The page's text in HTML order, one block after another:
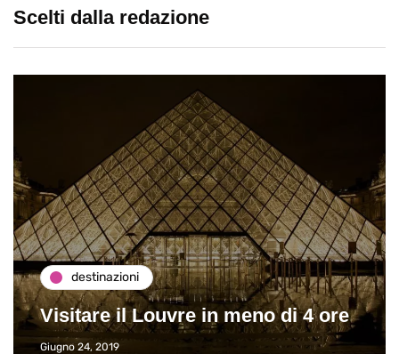
Scelti dalla redazione
destinazioni
Visitare il Louvre in meno di 4 ore
Giugno 24, 2019